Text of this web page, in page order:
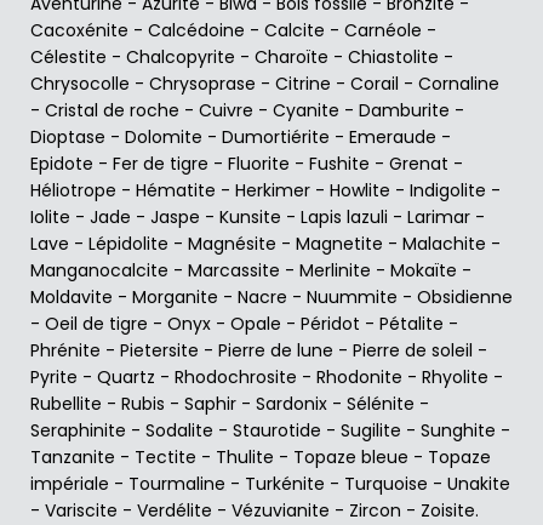
Cacoxénite - Calcédoine - Calcite - Carnéole -
Célestite - Chalcopyrite - Charoïte - Chiastolite -
Chrysocolle - Chrysoprase - Citrine - Corail - Cornaline
- Cristal de roche - Cuivre - Cyanite - Damburite -
Dioptase - Dolomite - Dumortiérite - Emeraude -
Epidote - Fer de tigre - Fluorite - Fushite - Grenat -
Héliotrope - Hématite - Herkimer - Howlite - Indigolite -
Iolite - Jade - Jaspe - Kunsite - Lapis lazuli - Larimar -
Lave - Lépidolite - Magnésite - Magnetite - Malachite -
Manganocalcite - Marcassite - Merlinite - Mokaïte -
Moldavite - Morganite - Nacre - Nuummite - Obsidienne
- Oeil de tigre - Onyx - Opale - Péridot - Pétalite -
Phrénite - Pietersite - Pierre de lune - Pierre de soleil -
Pyrite - Quartz - Rhodochrosite - Rhodonite - Rhyolite -
Rubellite - Rubis - Saphir - Sardonix - Sélénite -
Seraphinite - Sodalite - Staurotide - Sugilite - Sunghite -
Tanzanite - Tectite - Thulite - Topaze bleue - Topaze
impériale - Tourmaline - Turkénite - Turquoise - Unakite
- Variscite - Verdélite - Vézuvianite - Zircon - Zoisite.